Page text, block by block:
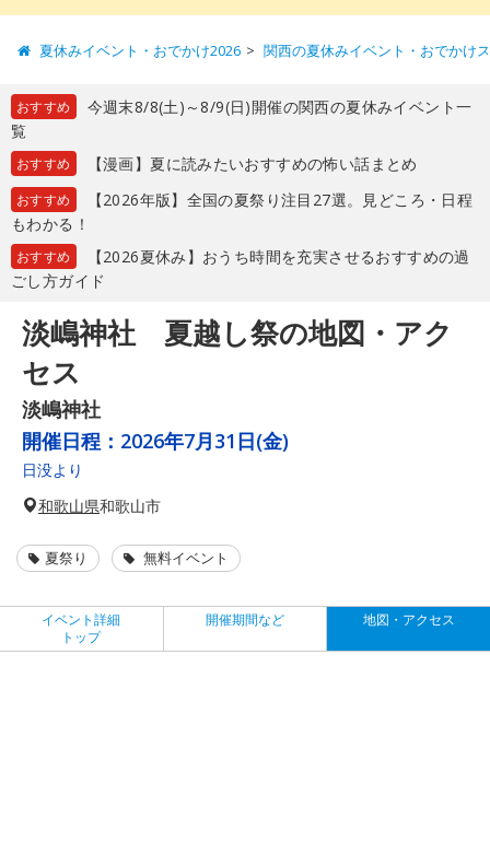
夏休みイベント・おでかけ2026 関西の夏休みイベント・おでかけ
おすすめ
今週末8/8(土)～8/9(日)開催の関西の夏休みイベント一
覧
おすすめ 【漫画】夏に読みたいおすすめの怖い話まとめ
おすすめ
【2026年版】全国の夏祭り注目27選。見どころ・日程
もわかる！
おすすめ
【2026夏休み】おうち時間を充実させるおすすめの過
ごし方ガイド
淡嶋神社 夏越し祭の地図・アク
セス
淡嶋神社
開催日程： 2026年7月31日(金)
日没より
和歌山県和歌山市
夏祭り 無料イベント
イベント詳細
トップ
開催期間など 地図・アクセス